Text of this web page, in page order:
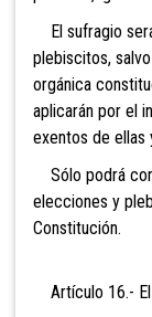
El sufragio
plebiscitos,
orgánica
aplicarán por el
exentos de ellas
Sólo podrá
elecciones y
Constitución.
Artículo 16.- El